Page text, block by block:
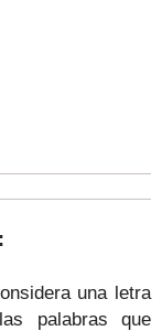
una letra
palabras que